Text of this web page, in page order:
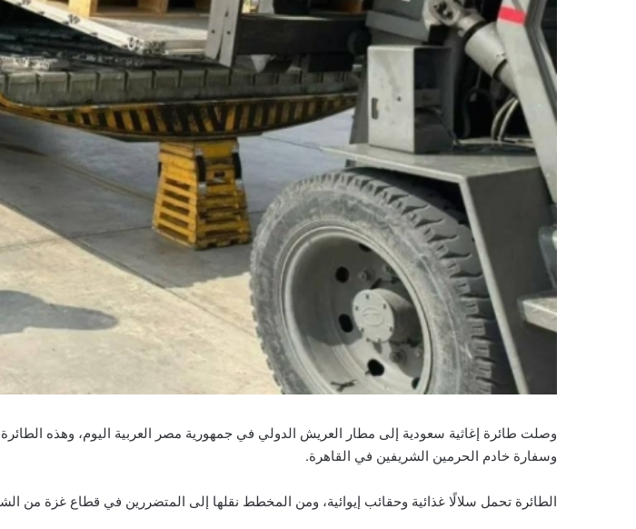
وسفارة خادم الحرمين الشريفين في القاهرة.
الطائرة تحمل سلالًا غذائية وحقائب إيوائية، ومن المخطط نقلها إلى المتضررين في قطاع غزة من